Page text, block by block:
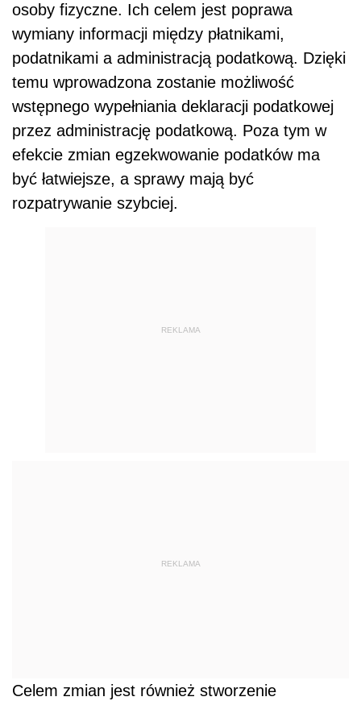
osoby fizyczne. Ich celem jest poprawa
wymiany informacji między płatnikami,
podatnikami a administracją podatkową. Dzięki
temu wprowadzona zostanie możliwość
wstępnego wypełniania deklaracji podatkowej
przez administrację podatkową. Poza tym w
efekcie zmian egzekwowanie podatków ma
być łatwiejsze, a sprawy mają być
rozpatrywanie szybciej.
REKLAMA
REKLAMA
Celem zmian jest również stworzenie